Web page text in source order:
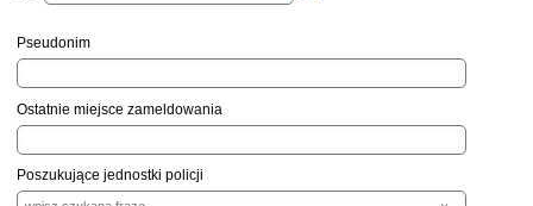
Pseudonim
Ostatnie miejsce zameldowania
Poszukujące jednostki policji